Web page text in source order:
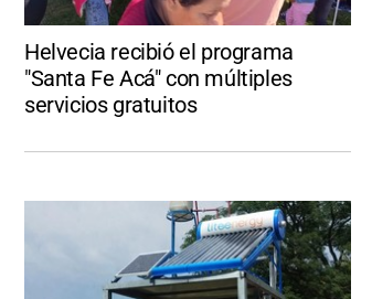
Helvecia recibió el programa
"Santa Fe Acá" con múltiples
servicios gratuitos